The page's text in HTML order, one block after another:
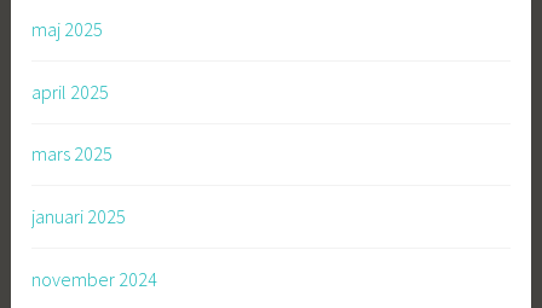
maj 2025
april 2025
mars 2025
januari 2025
november 2024